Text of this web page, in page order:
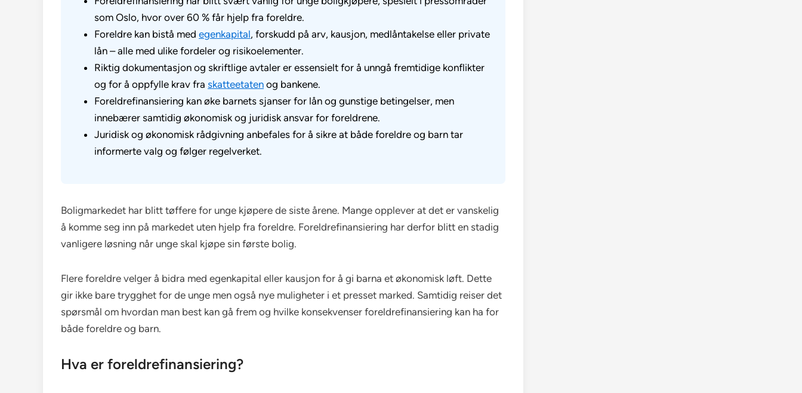
som Oslo, hvor over 60 % får hjelp fra foreldre.
Foreldre kan bistå med egenkapital, forskudd på arv, kausjon, medlåntakelse eller private
lån – alle med ulike fordeler og risikoelementer.
Riktig dokumentasjon og skriftlige avtaler er essensielt for å unngå fremtidige konflikter
og for å oppfylle krav fra skatteetaten og bankene.
Foreldrefinansiering kan øke barnets sjanser for lån og gunstige betingelser, men
innebærer samtidig økonomisk og juridisk ansvar for foreldrene.
Juridisk og økonomisk rådgivning anbefales for å sikre at både foreldre og barn tar
informerte valg og følger regelverket.
Boligmarkedet har blitt tøffere for unge kjøpere de siste årene. Mange opplever at det er vanskelig
å komme seg inn på markedet uten hjelp fra foreldre. Foreldrefinansiering har derfor blitt en stadig
vanligere løsning når unge skal kjøpe sin første bolig.
Flere foreldre velger å bidra med egenkapital eller kausjon for å gi barna et økonomisk løft. Dette
gir ikke bare trygghet for de unge men også nye muligheter i et presset marked. Samtidig reiser det
spørsmål om hvordan man best kan gå frem og hvilke konsekvenser foreldrefinansiering kan ha for
både foreldre og barn.
Hva er foreldrefinansiering?